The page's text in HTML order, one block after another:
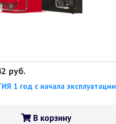
руб.
1 год с начала эксплуатации
В корзину